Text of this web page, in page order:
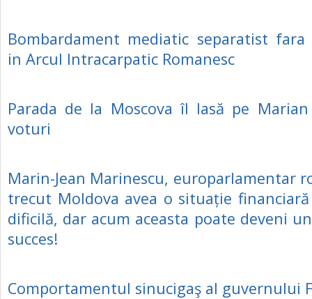
Bombardament mediatic separatist fara
in Arcul Intracarpatic Romanesc
Parada de la Moscova îl lasă pe
voturi
Marin-Jean Marinescu, europarlamentar
trecut Moldova avea o situație
dificilă, dar acum aceasta poate deveni
succes!
Comportamentul sinucigaş al guvernului